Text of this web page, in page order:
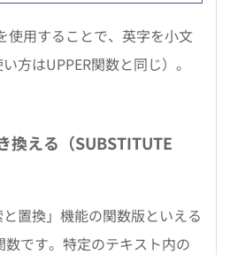
使用することで、英字を小文
方はUPPER関数と同じ）。
換える（SUBSTITUTE
置換」機能の関数版といえる
です。特定のテキスト内の